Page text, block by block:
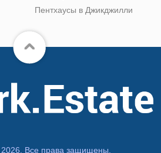
Пентхаусы в Джикджилли
Все права защищены.